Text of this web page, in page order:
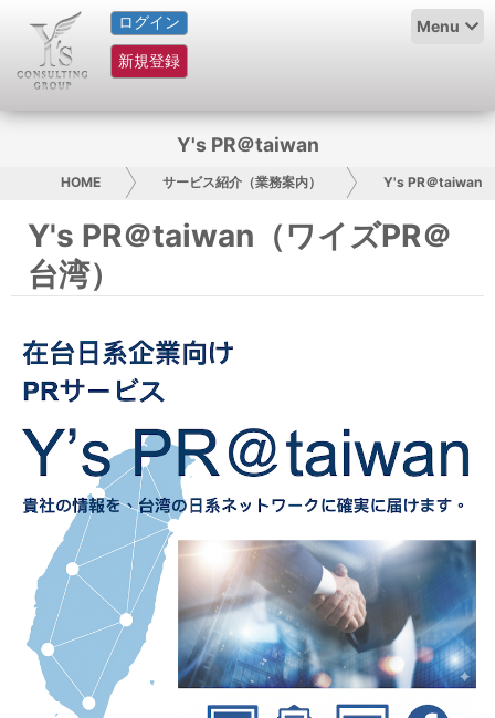
ログイン
新規登録
Menu
HOME
サービス紹介
グループ概要
採用情報
お問い合わせ
日本人にPR
コンサルティング
リサーチ
セミナー
経済ニュース
労務顧問
ＩＴ
飲食店情報
Y's PR＠taiwan
HOME サービス紹介（業務案内） Y's PR＠taiwan
Y's PR＠taiwan（ワイズPR＠
台湾）